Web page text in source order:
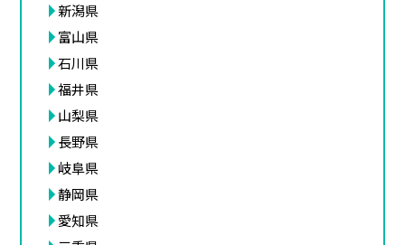
新潟県
富山県
石川県
福井県
山梨県
長野県
岐阜県
静岡県
愛知県